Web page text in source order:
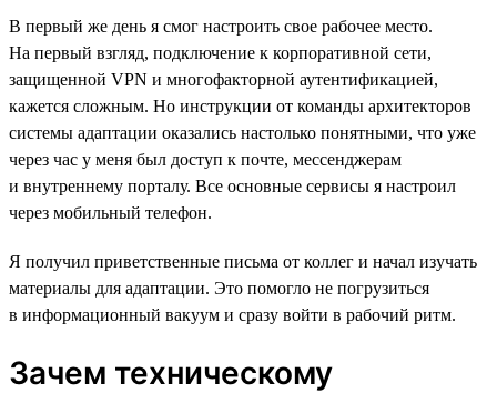
В первый же день я смог настроить свое рабочее место.
На первый взгляд, подключение к корпоративной сети,
защищенной VPN и многофакторной аутентификацией,
кажется сложным. Но инструкции от команды архитекторов
системы адаптации оказались настолько понятными, что уже
через час у меня был доступ к почте, мессенджерам
и внутреннему порталу. Все основные сервисы я настроил
через мобильный телефон.
Я получил приветственные письма от коллег и начал изучать
материалы для адаптации. Это помогло не погрузиться
в информационный вакуум и сразу войти в рабочий ритм.
Зачем техническому